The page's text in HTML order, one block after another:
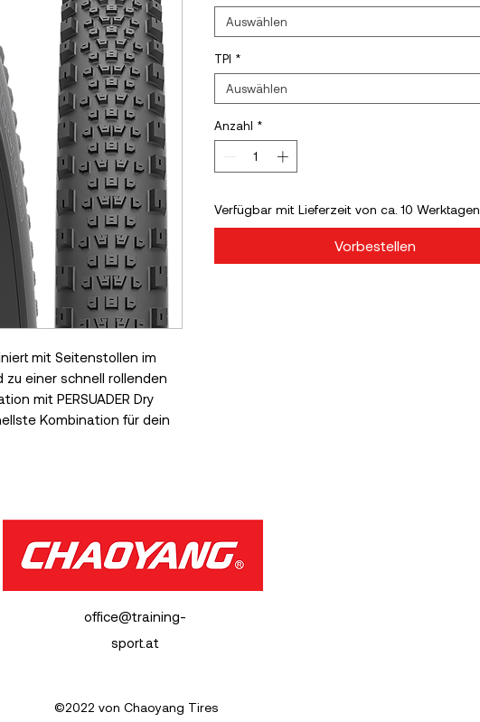
mit Seitenstollen im
​​zu einer schnell rollenden
mit PERSUADER Dry
Kombination für dein
Auswählen
TPI *
Auswählen
Anzahl *
Verfügbar mit Lieferzeit von ca. 10 Werktagen
Vorbestellen
office@training-
sport.at
©2022 von Chaoyang Tires